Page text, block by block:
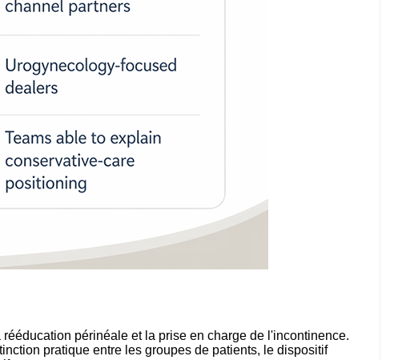
périnéale et la prise en charge de l'incontinence.
pratique entre les groupes de patients, le dispositif